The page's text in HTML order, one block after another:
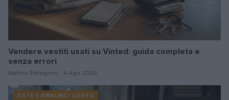
Vendere vestiti usati su Vinted: guida completa e
senza errori
Matteo Pellegrino · 4 Ago 2026
ASTE E ANNUNCI USATO